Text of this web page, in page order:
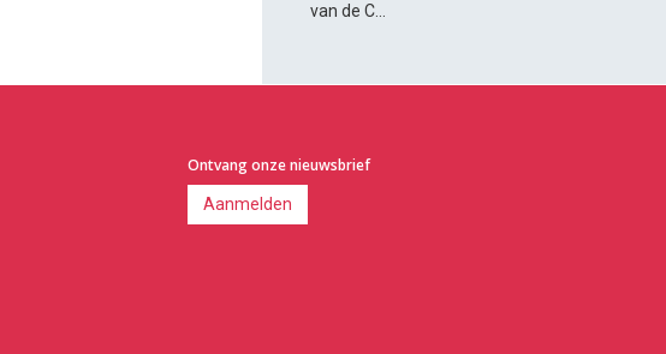
van de C...
Ontvang onze nieuwsbrief
Aanmelden